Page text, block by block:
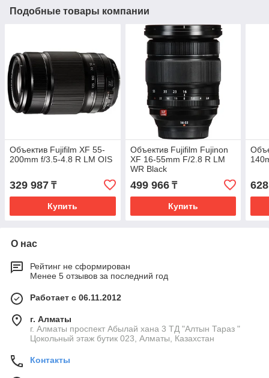
Подобные товары компании
Объектив Fujifilm XF 55-
200mm f/3.5-4.8 R LM OIS
329 987 ₸
Купить
Объектив Fujifilm Fujinon
XF 16-55mm F/2.8 R LM
WR Black
499 966₸
Купить
О нас
Рейтинг не сформирован
Менее 5 отзывов за последний год
Работает с 06.11.2012
г. Алматы
г. Алматы проспект Абылай хана 3 ТД "Алтын Тараз "
Цокольный этаж бутик 023, Алматы, Казахстан
Контакты